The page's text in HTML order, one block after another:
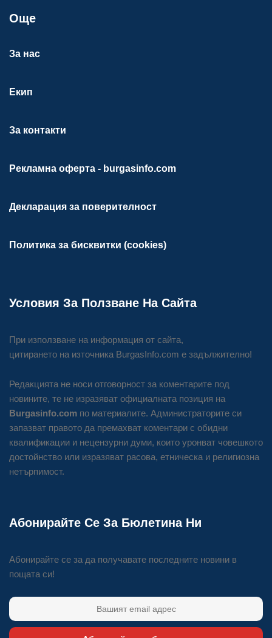
Още
За нас
Екип
За контакти
Рекламна оферта - burgasinfo.com
Декларация за поверителност
Политика за бисквитки (cookies)
Условия За Ползване На Сайта
При използване на информация от сайта,
цитирането на източника BurgasInfo.com е задължително!
Редакцията не носи отговорност за коментарите под
новините, те не изразяват официалната позиция на
Burgasinfo.com по материалите. Администраторите си
запазват правото да премахват коментари с обидни
квалификации и нецензурни думи, които уронват човешкото
достойнство или изразяват расова, етническа и религиозна
нетърпимост.
Абонирайте Се За Бюлетина Ни
Абонирайте се за да получавате последните новини в
пощата си!